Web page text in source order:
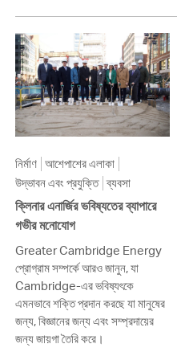
নির্মাণ আশেপাশের এলাকা
উদ্ভাবন এবং প্রযুক্তি ব্যবসা
ক্লিনার এনার্জির ভবিষ্যতের ব্যাপারে
গভীর মনোযোগ
Greater Cambridge Energy
প্রোগ্রাম সম্পর্কে আরও জানুন, যা
Cambridge-এর ভবিষ্যৎকে
এমনভাবে শক্তি প্রদান করছে যা মানুষের
জন্য, বিজ্ঞানের জন্য এবং সম্প্রদায়ের
জন্য জায়গা তৈরি করে।